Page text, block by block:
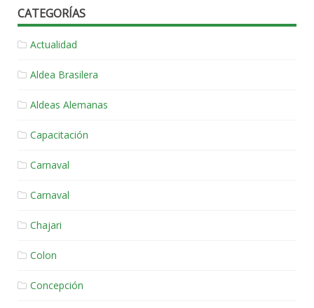
CATEGORÍAS
Actualidad
Aldea Brasilera
Aldeas Alemanas
Capacitación
Carnaval
Carnaval
Chajari
Colon
Concepción